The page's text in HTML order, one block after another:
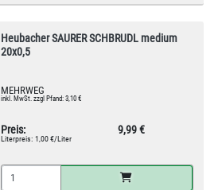
Heubacher SAURER SCHBRUDL medium
20x0,5
MEHRWEG
inkl. MwSt. zzgl Pfand: 3,10 €
Preis: 9,99 €
Literpreis: 1,00 €/Liter